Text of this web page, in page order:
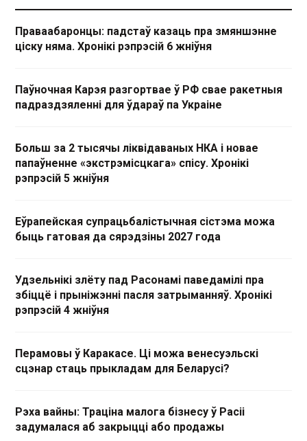
Праваабаронцы: падстаў казаць пра змяншэнне
ціску няма. Хронікі рэпрэсій 6 жніўня
Паўночная Карэя разгортвае ў РФ свае ракетныя
падраздзяленні для ўдараў па Украіне
Больш за 2 тысячы ліквідаваных НКА і новае
папаўненне «экстрэмісцкага» спісу. Хронікі
рэпрэсій 5 жніўня
Еўрапейская супрацьбалістычная сістэма можа
быць гатовая да сярэдзіны 2027 года
Удзельнікі злёту пад Расонамі паведамілі пра
збіццё і прыніжэнні пасля затрыманняў. Хронікі
рэпрэсій 4 жніўня
Перамовы ў Каракасе. Ці можа венесуэльскі
сцэнар стаць прыкладам для Беларусі?
Рэха вайны: Траціна малога бізнесу ў Расіі
задумалася аб закрыцці або продажы